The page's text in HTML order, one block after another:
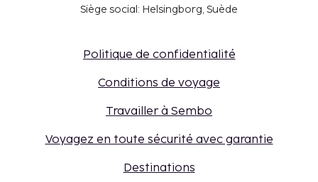
Siège social: Helsingborg, Suède
Politique de confidentialité
Conditions de voyage
Travailler à Sembo
Voyagez en toute sécurité avec garantie
Destinations